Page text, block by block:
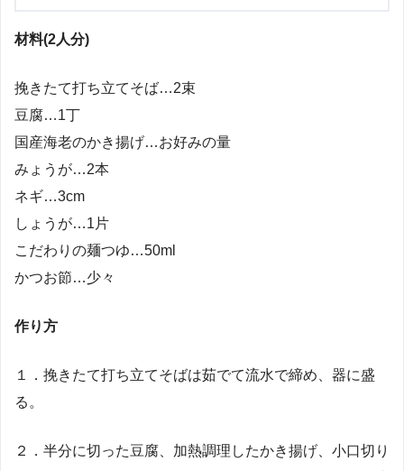
材料(2人分)
挽きたて打ち立てそば…2束
豆腐…1丁
国産海老のかき揚げ…お好みの量
みょうが…2本
ネギ…3cm
しょうが…1片
こだわりの麺つゆ…50ml
かつお節…少々
作り方
１．挽きたて打ち立てそばは茹でて流水で締め、器に盛
る。
２．半分に切った豆腐、加熱調理したかき揚げ、小口切り